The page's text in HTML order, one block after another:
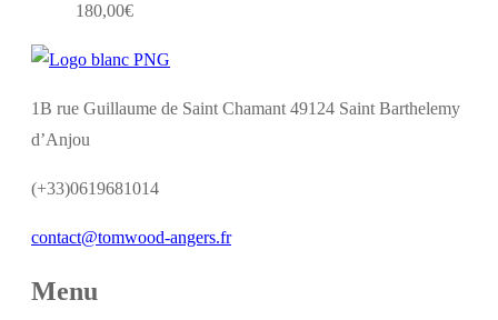
180,00€
1B rue Guillaume de Saint Chamant 49124 Saint Barthelemy
d’Anjou
(+33)0619681014
contact@tomwood-angers.fr
Menu